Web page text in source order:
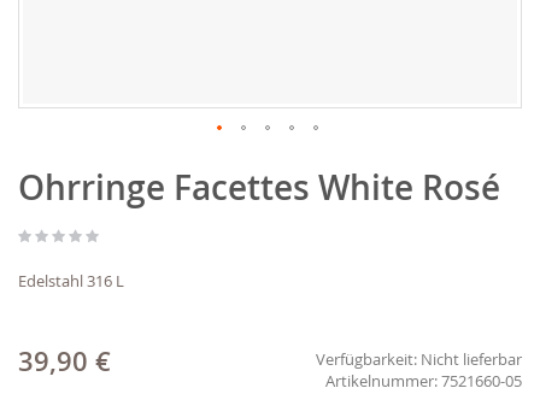
Anfang
der
springen
Ohrringe Facettes White Rosé
Edelstahl 316 L
39,90 € Verfügbarkeit: Nicht lieferbar
7521660-05